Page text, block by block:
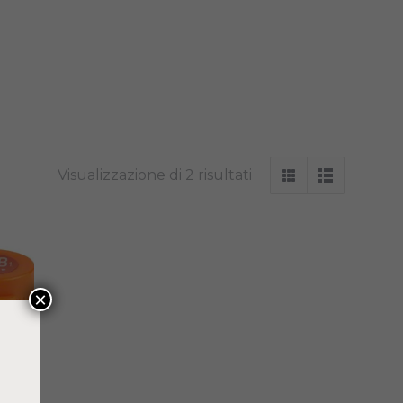
Visualizzazione di 2 risultati
×